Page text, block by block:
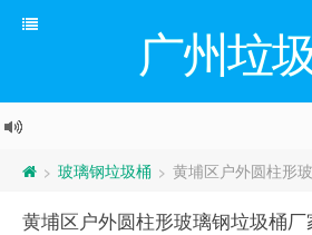
广州垃
> 玻璃钢垃圾桶 > 黄埔区户外圆柱形
黄埔区户外圆柱形玻璃钢垃圾桶厂